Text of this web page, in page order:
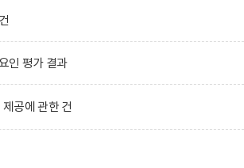
인 평가 결과
공에 관한 건